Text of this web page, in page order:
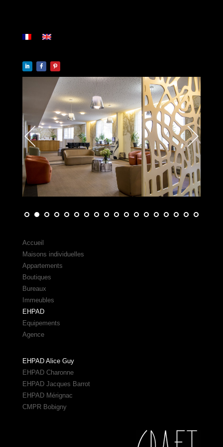
Accueil
Maisons individuelles
Appartements
Boutiques
Bureaux
Immeubles
EHPAD
Equipements
Agence
EHPAD Alice Guy
EHPAD Charonne
EHPAD Jacques Barrot
EHPAD Mérignac
CMPR Bobigny